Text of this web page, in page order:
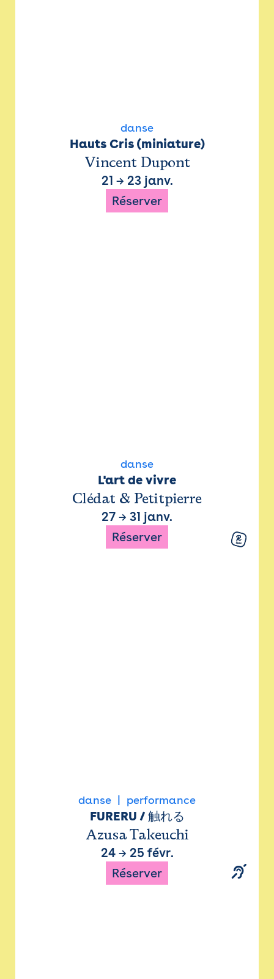
danse
Hauts Cris (miniature)
Vincent Dupont
21 → 23 janv.
Réserver
danse
L'art de vivre
Clédat & Petitpierre
27 → 31 janv.
Réserver
danse performance
FURERU / 触れる
Azusa Takeuchi
24→ 25 févr.
Réserver